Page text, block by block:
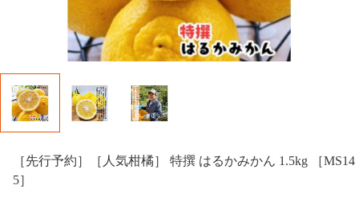
［先行予約］［人気柑橘］ 特撰 はるかみかん 1.5kg ［MS14
5］